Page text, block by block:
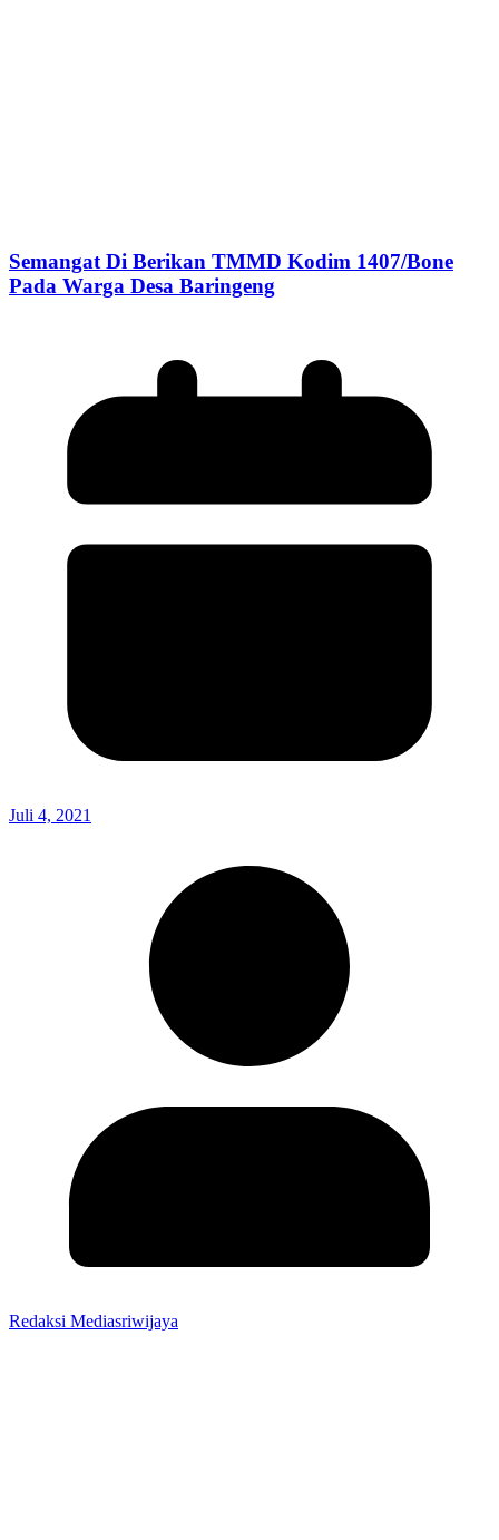
Semangat Di Berikan TMMD Kodim 1407/Bone
Pada Warga Desa Baringeng
Juli 4, 2021
Redaksi Mediasriwijaya